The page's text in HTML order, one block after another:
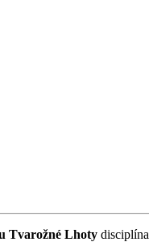
Tvarožné Lhoty disciplína